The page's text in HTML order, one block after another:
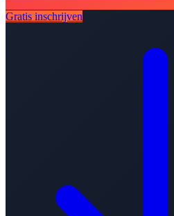
Gratis inschrijven